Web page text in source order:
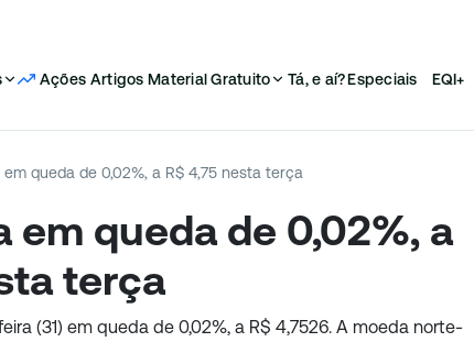
Ações Artigos Material Gratuito Tá, e aí?Especiais EQI+
queda de 0,02%, a R$ 4,75 nesta terça
em queda de 0,02%, a
terça
(31) em queda de 0,02%, a R$ 4,7526. A moeda norte-